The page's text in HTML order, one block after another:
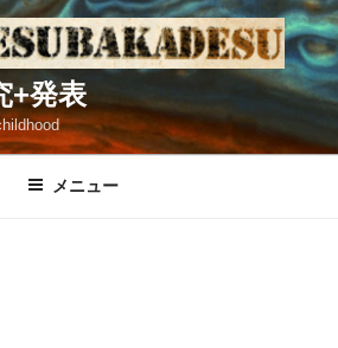
+発表
メニュー